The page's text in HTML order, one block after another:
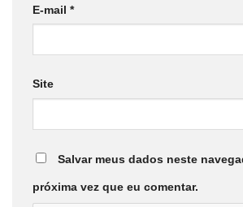
E-mail *
Site
Salvar meus dados neste
próxima vez que eu comentar.